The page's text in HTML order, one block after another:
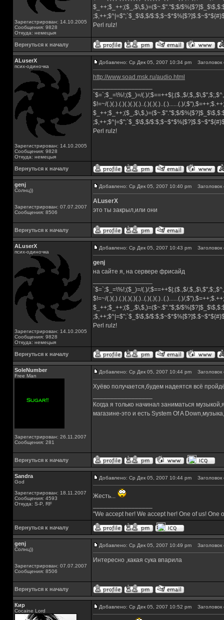
Зарегистрирован: 14.10.2005
Сообщения: 9828
Откуда: немецыя
$_++;$_++;($_,$\,$,)=($~.$"."$;$/
;$,++;$^|=$";`$_$\$,$/
Perl rulz!
Вернуться к началу
ALuserX
псих-одиночка
Зарегистрирован: 14.10.2005
Сообщения: 9828
Откуда: немецыя
Добавлено: Ср Дек 05, 2007 10:34 pm Заголовок
http://www.soad.msk.ru/audio.html
`$=`;$_=\%!;($_)=/(.)/;$==++$|;($.,$/
$!=~/(.)(.).(.)(.)(.)(.)..(.)(.)(.)..(.)......(.)/
$_++;$_++;($_,$\,$,)=($~.$"."$;$/
;$,++;$^|=$";`$_$\$,$/
Perl rulz!
Вернуться к началу
genj
Солнц))
Зарегистрирован: 07.07.2007
Сообщения: 8506
Добавлено: Ср Дек 05, 2007 10:40 pm Заголовок
ALuserX
это ты закрыл,или они
Вернуться к началу
ALuserX
псих-одиночка
Зарегистрирован: 14.10.2005
Сообщения: 9828
Откуда: немецыя
Добавлено: Ср Дек 05, 2007 10:43 pm Заголовок
genj
на сайте я, на сервере фрисайд
`$=`;$_=\%!;($_)=/(.)/;$==++$|;($.,$/
$!=~/(.)(.).(.)(.)(.)(.)..(.)(.)(.)..(.)......(.)/
$_++;$_++;($_,$\,$,)=($~.$"."$;$/
;$,++;$^|=$";`$_$\$,$/
Perl rulz!
Вернуться к началу
SoleNumber
Free Man
Зарегистрирован: 26.11.2007
Сообщения: 281
Добавлено: Ср Дек 05, 2007 10:44 pm Заголовок
Хуёво получается,будем надеятся всё
Когда я только начинал заниматься
магазине-это и есть System Of A
Вернуться к началу
Sandra
God
Зарегистрирован: 18.11.2007
Сообщения: 4593
Откуда: S-P, RF
Добавлено: Ср Дек 05, 2007 10:44 pm Заголовок
Жесть...
"We accept her! We accept her! One of us!
Вернуться к началу
genj
Солнц))
Зарегистрирован: 07.07.2007
Сообщения: 8506
Добавлено: Ср Дек 05, 2007 10:49 pm Заголовок
Интересно ,какая сука впарила
Вернуться к началу
Кир
Cocaine Lord
Добавлено: Ср Дек 05, 2007 10:52 pm Заголовок